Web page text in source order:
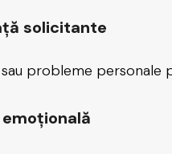
solicitante
probleme